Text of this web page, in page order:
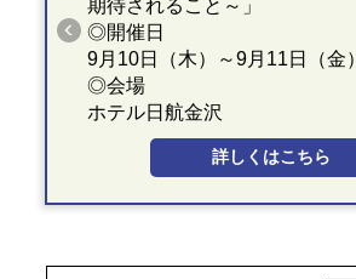
期待されること～」
◎開催日
9月10日（木）～9月11日（金）
◎会場
ホテル日航金沢
詳しくはこちら